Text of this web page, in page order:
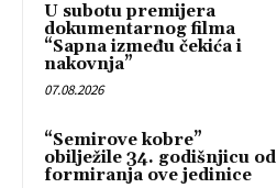
U subotu premijera
dokumentarnog filma
“Sapna između čekića i
nakovnja”
07.08.2026
“Semirove kobre”
obilježile 34. godišnjicu od
formiranja ove jedinice